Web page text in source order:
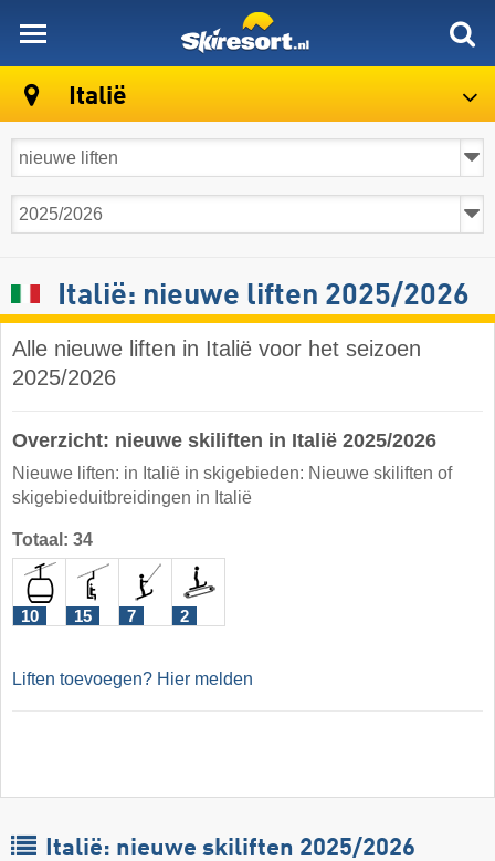
Italië
Italië: nieuwe liften 2025/2026
Alle nieuwe liften in Italië voor het seizoen
2025/2026
Overzicht: nieuwe skiliften in Italië 2025/2026
Nieuwe liften: in Italië in skigebieden: Nieuwe skiliften of
skigebieduitbreidingen in Italië
Totaal: 34
10 15 7 2
Liften toevoegen? Hier melden
Italië: nieuwe skiliften 2025/2026